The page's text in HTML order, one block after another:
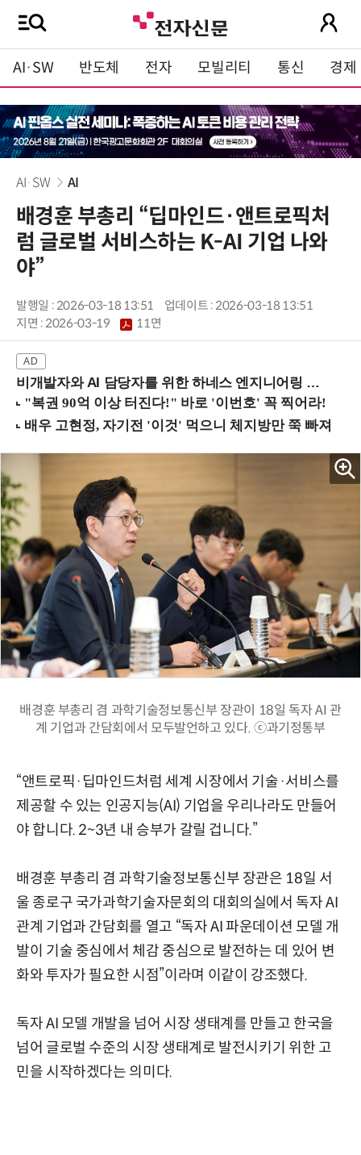
AI·SW 반도체 전자 모빌리티 통신 경제
AI·SW AI
배경훈 부총리 “딥마인드·앤트로픽처
럼 글로벌 서비스하는 K-AI 기업 나와
야”
발행일 : 2026-03-18 13:51
업데이트 : 2026-03-18 13:51
지면 :2026-03-19 11면
비개발자와 AI 담당자를 위한 하네스 엔지니어링 입문과정 (8/20 신논현역)
배경훈 부총리 겸 과학기술정보통신부 장관이 18일 독자 AI 관
계 기업과 간담회에서 모두발언하고 있다. ⓒ과기정통부
“앤트로픽·딥마인드처럼 세계 시장에서 기술·서비스를
제공할 수 있는 인공지능(AI) 기업을 우리나라도 만들어
야 합니다. 2~3년 내 승부가 갈릴 겁니다.”
배경훈 부총리 겸 과학기술정보통신부 장관은 18일 서
울 종로구 국가과학기술자문회의 대회의실에서 독자 AI
관계 기업과 간담회를 열고 “독자 AI 파운데이션 모델 개
발이 기술 중심에서 체감 중심으로 발전하는 데 있어 변
화와 투자가 필요한 시점”이라며 이같이 강조했다.
독자 AI 모델 개발을 넘어 시장 생태계를 만들고 한국을
넘어 글로벌 수준의 시장 생태계로 발전시키기 위한 고
민을 시작하겠다는 의미다.